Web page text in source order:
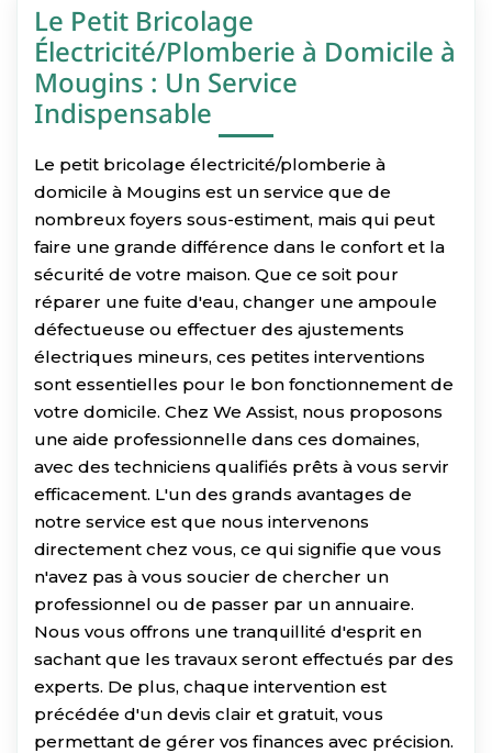
Le Petit Bricolage
Électricité/Plomberie à Domicile à
Mougins : Un Service
Indispensable
Le petit bricolage électricité/plomberie à
domicile à Mougins est un service que de
nombreux foyers sous-estiment, mais qui peut
faire une grande différence dans le confort et la
sécurité de votre maison. Que ce soit pour
réparer une fuite d'eau, changer une ampoule
défectueuse ou effectuer des ajustements
électriques mineurs, ces petites interventions
sont essentielles pour le bon fonctionnement de
votre domicile. Chez We Assist, nous proposons
une aide professionnelle dans ces domaines,
avec des techniciens qualifiés prêts à vous servir
efficacement. L'un des grands avantages de
notre service est que nous intervenons
directement chez vous, ce qui signifie que vous
n'avez pas à vous soucier de chercher un
professionnel ou de passer par un annuaire.
Nous vous offrons une tranquillité d'esprit en
sachant que les travaux seront effectués par des
experts. De plus, chaque intervention est
précédée d'un devis clair et gratuit, vous
permettant de gérer vos finances avec précision.